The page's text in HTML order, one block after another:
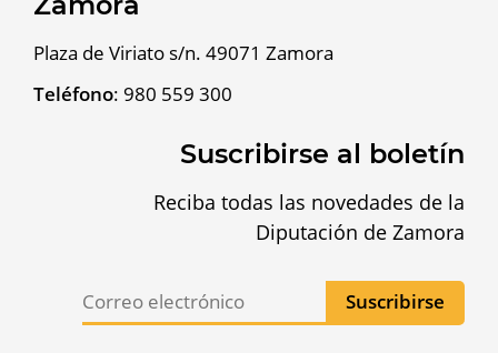
Plaza de Viriato s/n. 49071 Zamora
Teléfono: 980 559 300
Suscribirse al boletín
Reciba todas las novedades de la
Diputación de Zamora